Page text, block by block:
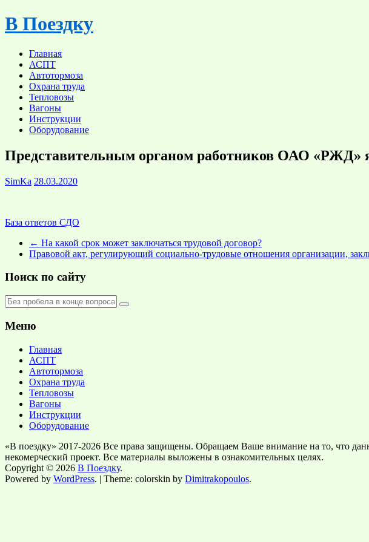
Skip
to
В Поездку
Главная
АСПТ
Автотормоза
Охрана труда
Тепловозы
Вагоны
Инструкции
Оборудование
Представительным органом работников ОАО «РЖД»
SimKa 28.03.2020
База ответов СДО
← На какой срок может заключаться трудовой договор?
Правовой акт, регулирующий социально-трудовые отношения организации,
Поиск по сайту
Меню
Главная
АСПТ
Автотормоза
Охрана труда
Тепловозы
Вагоны
Инструкции
Оборудование
«В поездку» 2017-2026 Все права защищены. Обращаем Ваше внимание на то, что
некомерческий проект. Все материалы выложены в ознакомительных целях.
Copyright © 2026 В Поездку.
Powered by WordPress. | Theme: colorskin by Dimitrakopoulos.